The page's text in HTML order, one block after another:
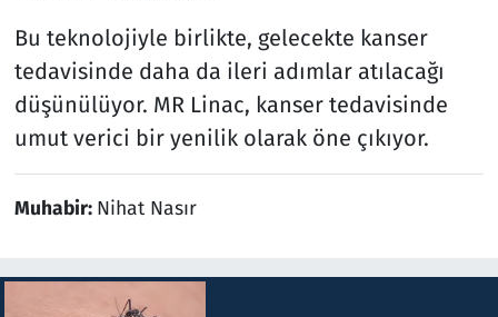
Bu teknolojiyle birlikte, gelecekte kanser
tedavisinde daha da ileri adımlar atılacağı
düşünülüyor. MR Linac, kanser tedavisinde
umut verici bir yenilik olarak öne çıkıyor.
Muhabir: Nihat Nasır